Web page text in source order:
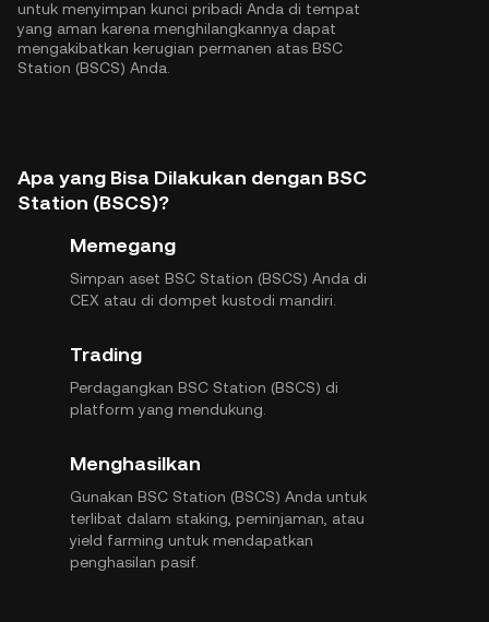
untuk menyimpan kunci pribadi Anda di tempat
yang aman karena menghilangkannya dapat
mengakibatkan kerugian permanen atas BSC
Station (BSCS) Anda.
Apa yang Bisa Dilakukan dengan BSC
Station (BSCS)?
Memegang
Simpan aset BSC Station (BSCS) Anda di
CEX atau di dompet kustodi mandiri.
Trading
Perdagangkan BSC Station (BSCS) di
platform yang mendukung.
Menghasilkan
Gunakan BSC Station (BSCS) Anda untuk
terlibat dalam staking, peminjaman, atau
yield farming untuk mendapatkan
penghasilan pasif.